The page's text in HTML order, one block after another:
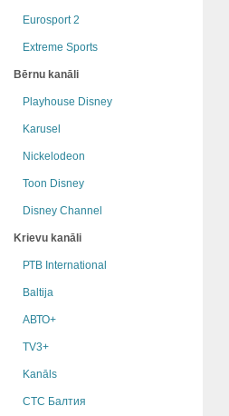
Eurosport 2
Extreme Sports
Bērnu kanāli
Playhouse Disney
Karusel
Nickelodeon
Toon Disney
Disney Channel
Krievu kanāli
РТB International
Baltija
АВТО+
TV3+
Kanāls
СТС Балтия